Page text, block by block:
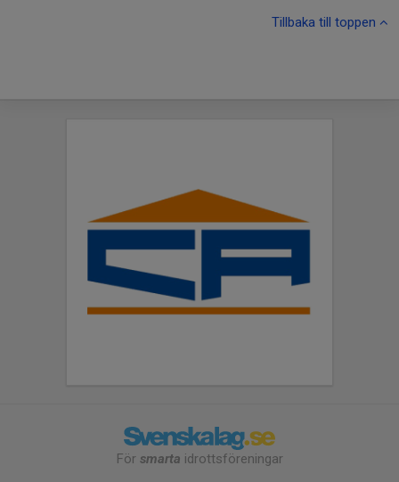
Tillbaka till toppen
För smarta idrottsföreningar